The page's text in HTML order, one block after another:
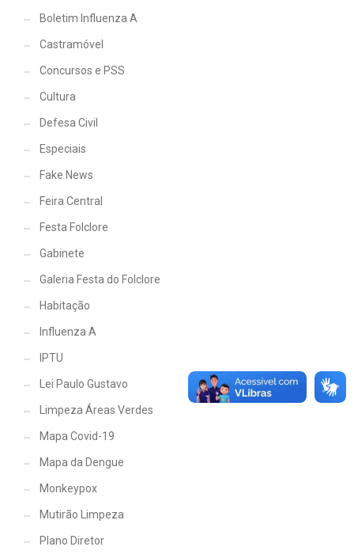
Boletim Influenza A
Castramóvel
Concursos e PSS
Cultura
Defesa Civil
Especiais
Fake News
Feira Central
Festa Folclore
Gabinete
Galeria Festa do Folclore
Habitação
Influenza A
IPTU
Lei Paulo Gustavo
Limpeza Áreas Verdes
Mapa Covid-19
Mapa da Dengue
Monkeypox
Mutirão Limpeza
Plano Diretor